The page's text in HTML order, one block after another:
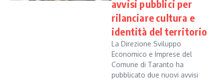
avvisi pubblici per
rilanciare cultura e
identità del territorio
La Direzione Sviluppo
Economico e Imprese del
Comune di Taranto ha
pubblicato due nuovi avvisi